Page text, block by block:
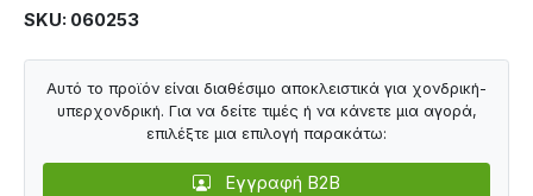
SKU: 060253
Αυτό το προϊόν είναι διαθέσιμο αποκλειστικά για χονδρική-
υπερχονδρική. Για να δείτε τιμές ή να κάνετε μια αγορά,
επιλέξτε μια επιλογή παρακάτω:
Εγγραφή B2B